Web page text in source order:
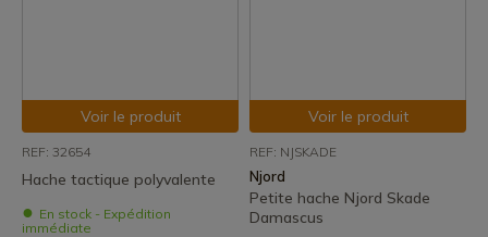
Voir le produit
REF: 32654
Hache tactique polyvalente
En stock - Expédition
immédiate
Voir le produit
REF: NJSKADE
Njord
Petite hache Njord Skade
Damascus